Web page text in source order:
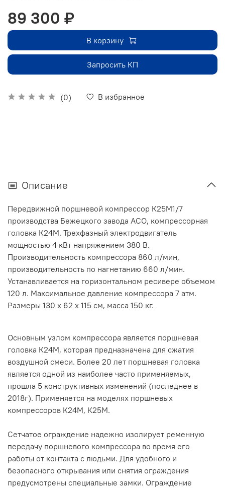
(0) В избранное
89 300 ₽
В корзину
Запросить КП
Описание
Передвижной поршневой компрессор К25М1/7
производства Бежецкого завода АСО, компрессорная
головка К24М. Трехфазный электродвигатель
мощностью 4 кВт напряжением 380 В.
Производительность компрессора 860 л/мин,
производительность по нагнетанию 660 л/мин.
Устанавливается на горизонтальном ресивере объемом
120 л. Максимальное давление компрессора 7 атм.
Размеры 130 х 62 х 115 см, масса 150 кг.
Основным узлом компрессора является поршневая
головка К24М, которая предназначена для сжатия
воздушной смеси. Более 20 лет поршневая головка
является одной из наиболее часто применяемых,
прошла 5 конструктивных изменений (последнее в
2018г). Применяется на моделях поршневых
компрессоров К24М, К25М.
Сетчатое ограждение надежно изолирует ременную
передачу поршневого компрессора во время его
работы от контакта с людьми. Для удобного и
безопасного открывания или снятия ограждения
предусмотрены специальные замки. Ограждение